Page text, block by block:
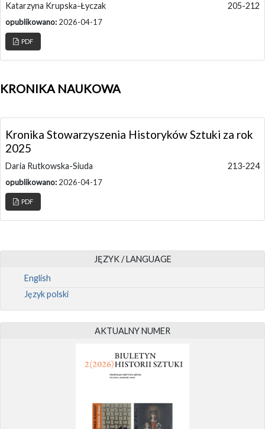
Katarzyna Krupska-Łyczak 205-212
opublikowano: 2026-04-17
PDF
KRONIKA NAUKOWA
Kronika Stowarzyszenia Historyków Sztuki za rok
2025
Daria Rutkowska-Siuda 213-224
opublikowano: 2026-04-17
PDF
JĘZYK / LANGUAGE
English
Język polski
AKTUALNY NUMER